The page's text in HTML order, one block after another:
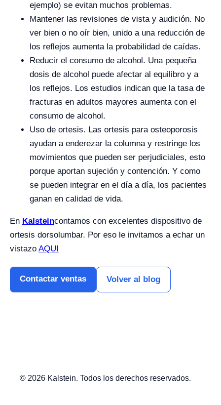
ejemplo) se evitan muchos problemas.
Mantener las revisiones de vista y audición. No
ver bien o no oír bien, unido a una reducción de
los reflejos aumenta la probabilidad de caídas.
Reducir el consumo de alcohol. Una pequeña
dosis de alcohol puede afectar al equilibro y a
los reflejos. Los estudios indican que la tasa de
fracturas en adultos mayores aumenta con el
consumo de alcohol.
Uso de ortesis. Las ortesis para osteoporosis
ayudan a enderezar la columna y restringe los
movimientos que pueden ser perjudiciales, esto
porque aportan sujeción y contención. Y como
se pueden integrar en el día a día, los pacientes
ganan en calidad de vida.
En Kalsteincontamos con excelentes dispositivo de
ortesis dorsolumbar. Por eso le invitamos a echar un
vistazo AQUI
Contactar ventas Volver al blog
© 2026 Kalstein. Todos los derechos reservados.